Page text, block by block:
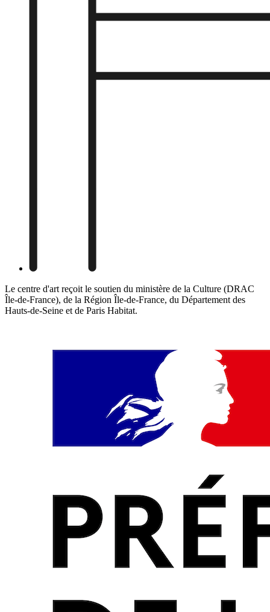
Le centre d'art reçoit le soutien du ministère de la Culture (DRAC
Île-de-France), de la Région Île-de-France, du Département des
Hauts-de-Seine et de Paris Habitat.